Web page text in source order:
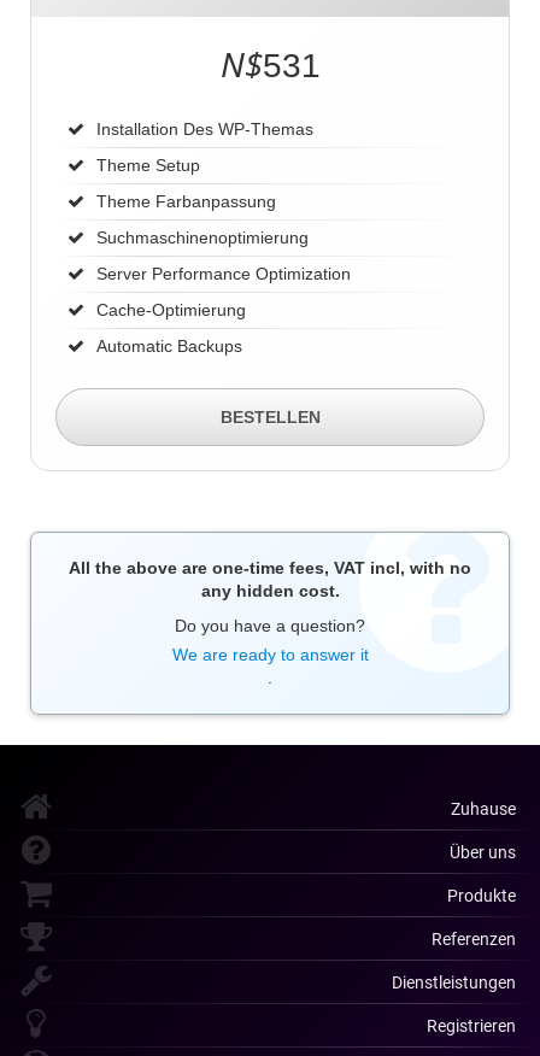
N$531
Installation Des WP-Themas
Theme Setup
Theme Farbanpassung
Suchmaschinenoptimierung
Server Performance Optimization
Cache-Optimierung
Automatic Backups
BESTELLEN
All the above are one-time fees, VAT incl, with no
any hidden cost.
Do you have a question?
We are ready to answer it
Zuhause
Über uns
Produkte
Referenzen
Dienstleistungen
Registrieren